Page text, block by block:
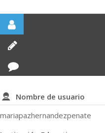
Nombre de usuario
mariapazhernandezpenate